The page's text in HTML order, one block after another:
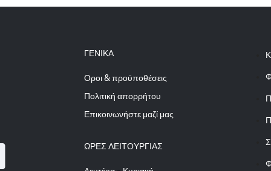
ΓΕΝΙΚΆ
Οροι & προϋποθέσεις
Πολιτική απορρήτου
Επικοινωνήστε μαζί μας
ΩΡΕΣ ΛΕΙΤΟΥΡΓΊΑΣ